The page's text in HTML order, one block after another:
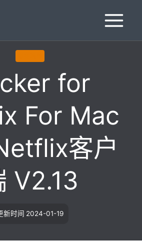
for
For Mac
客户
V2.13
新时间 2024-01-19